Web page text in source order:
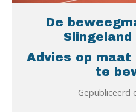
De
Advies op maat
te
Gepubliceerd